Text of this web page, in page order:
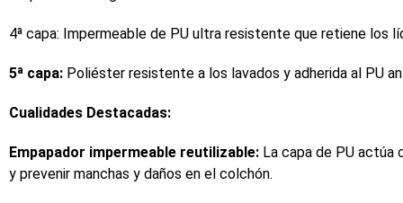
4ª capa: Impermeable de PU ultra resistente que retiene los
5ª capa: Poliéster resistente a los lavados y adherida al PU
Cualidades Destacadas:
Empapador impermeable reutilizable: La capa de PU actúa
y prevenir manchas y daños en el colchón.